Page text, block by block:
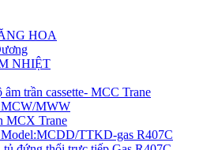
HOA
NHIỆT
trần cassette- MCC Trane
MCW/MWW
MCX Trane
Model:MCDD/TTKD-gas R407C